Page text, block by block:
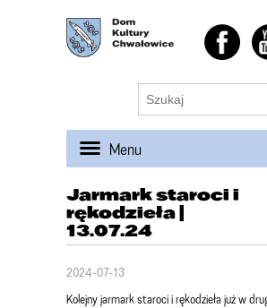
Menu
Jarmark staroci i
rękodzieła |
13.07.24
2024-07-13
Kolejny jarmark staroci i rękodzieła już w